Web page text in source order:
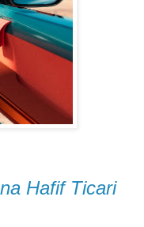
Hafif Ticari